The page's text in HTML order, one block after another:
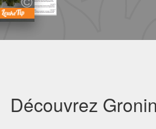
Découvrez